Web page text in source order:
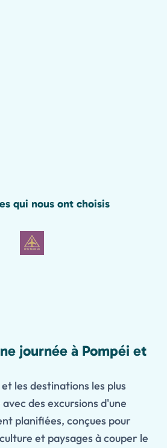
qui nous ont choisis
journée à Pompéi et
les destinations les plus
des excursions d'une
planifiées, conçues pour
et paysages à couper le